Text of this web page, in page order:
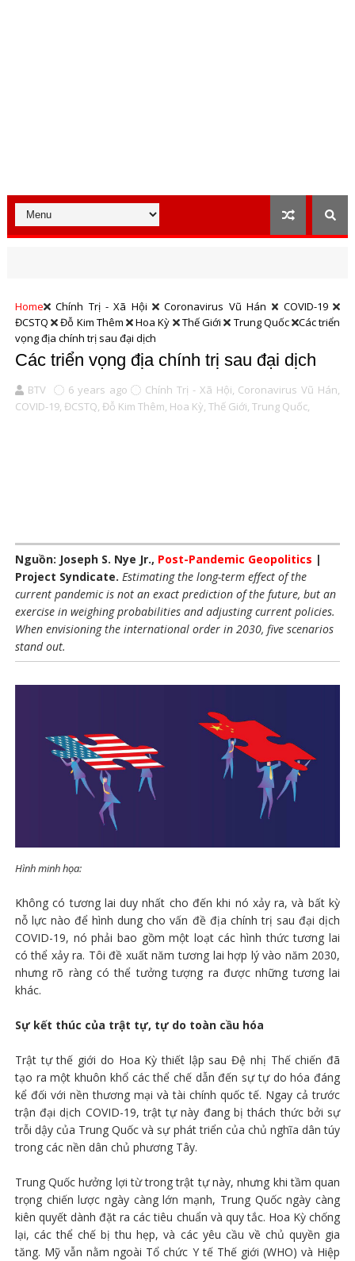
Home Chính Trị - Xã Hội Coronavirus Vũ Hán
COVID-19
ĐCSTQ
Đỗ Kim Thêm Hoa Kỳ Thế Giới Trung Quốc
Các triển
vọng địa chính trị sau đại dịch
Các triển vọng địa chính trị sau đại dịch
BTV 6 years ago Chính Trị - Xã Hội, Coronavirus Vũ Hán,
COVID-19, ĐCSTQ, Đỗ Kim Thêm, Hoa Kỳ, Thế Giới, Trung Quốc,
Nguồn: Joseph S. Nye Jr., Post-Pandemic Geopolitics |
Project Syndicate. Estimating the long-term effect of the
current pandemic is not an exact prediction of the future, but an
exercise in weighing probabilities and adjusting current policies.
When envisioning the international order in 2030, five scenarios
stand out.
Hình minh họa:
Không có tương lai duy nhất cho đến khi nó xảy ra, và bất kỳ
nỗ lực nào để hình dung cho vấn đề địa chính trị sau đại dịch
COVID-19, nó phải bao gồm một loạt các hình thức tương lai
có thể xảy ra. Tôi đề xuất năm tương lai hợp lý vào năm 2030,
nhưng rõ ràng có thể tưởng tượng ra được những tương lai
khác.
Sự kết thúc của trật tự, tự do toàn cầu hóa
Trật tự thế giới do Hoa Kỳ thiết lập sau Đệ nhị Thế chiến đã
tạo ra một khuôn khổ các thể chế dẫn đến sự tự do hóa đáng
kể đối với nền thương mại và tài chính quốc tế. Ngay cả trước
trận đại dịch COVID-19, trật tự này đang bị thách thức bởi sự
trỗi dậy của Trung Quốc và sự phát triển của chủ nghĩa dân túy
trong các nền dân chủ phương Tây.
Trung Quốc hưởng lợi từ trong trật tự này, nhưng khi tầm quan
trọng chiến lược ngày càng lớn mạnh, Trung Quốc ngày càng
kiên quyết dành đặt ra các tiêu chuẩn và quy tắc. Hoa Kỳ chống
lại, các thể chế bị thu hẹp, và các yêu cầu về chủ quyền gia
tăng. Mỹ vẫn nằm ngoài Tổ chức Y tế Thế giới (WHO) và Hiệp